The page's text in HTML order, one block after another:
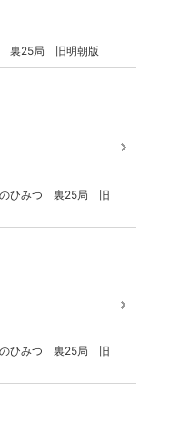
裏25局 旧明朝版
のひみつ 裏25局 旧
のひみつ 裏25局 旧